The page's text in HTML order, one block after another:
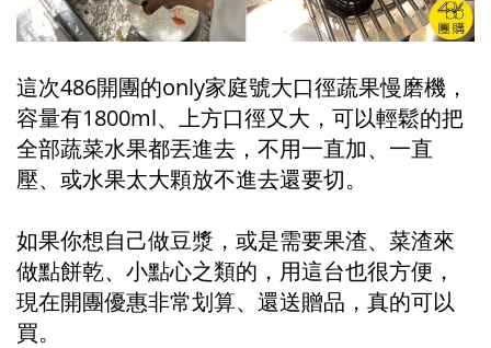
這次486開團的only家庭號大口徑蔬果慢磨機，
容量有1800ml、上方口徑又大，可以輕鬆的把
全部蔬菜水果都丟進去，不用一直加、一直
壓、或水果太大顆放不進去還要切。
如果你想自己做豆漿，或是需要果渣、菜渣來
做點餅乾、小點心之類的，用這台也很方便，
現在開團優惠非常划算、還送贈品，真的可以
買。